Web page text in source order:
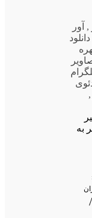
, آور
,
به